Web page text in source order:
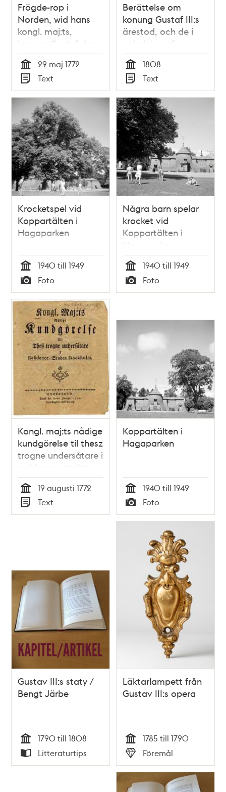
Frögde-rop i
Norden, wid hans
kongl. maj:ts,
konung Gustaf den
tredjes, Sweriges,
Göthes och Wändes
konungs, och
hennes kongl.
maj:ts, drottning
Sophia Magdalenas,
Sweriges, Göthes
och Wändes
drottning kröning
Tid
29 maj 1772
Typ
Text
Berättelse om
konung Gustaf III:s
ärestod, och de i
anledning af
densammes
aftäckande
anstälde
högtidligheter.
Tid
1808
Typ
Text
Krocketspel vid
Koppartälten i
Hagaparken
Tid
1940 till 1949
Typ
Foto
Några barn spelar
krocket vid
Koppartälten i
Hagaparken
Tid
1940 till 1949
Typ
Foto
Kongl. maj:ts nådige
kundgörelse til thesz
trogne undersåtare i
residence-staden
Stockholm.
Tid
19 augusti 1772
Typ
Text
Koppartälten i
Hagaparken
Tid
1940 till 1949
Typ
Foto
Gustav III:s staty /
Bengt Järbe
Tid
1790 till 1808
Typ
Litteraturtips
Läktarlampett från
Gustav III:s opera
Tid
1785 till 1790
Typ
Föremål